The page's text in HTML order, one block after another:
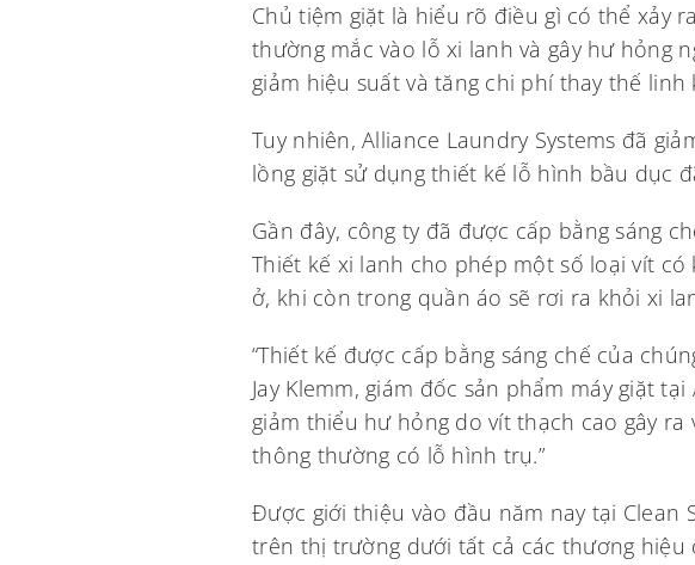
Chủ tiệm giặt là hiểu rõ điều gì có thể xảy
thường mắc vào lỗ xi lanh và gây hư hỏng
giảm hiệu suất và tăng chi phí thay thế linh
Tuy nhiên, Alliance Laundry Systems đã
lồng giặt sử dụng thiết kế lỗ hình bầu dục
Gần đây, công ty đã được cấp bằng sáng
Thiết kế xi lanh cho phép một số loại vít
ở, khi còn trong quần áo sẽ rơi ra khỏi xi
“Thiết kế được cấp bằng sáng chế của
Jay Klemm, giám đốc sản phẩm máy giặt
giảm thiểu hư hỏng do vít thạch cao gây
thông thường có lỗ hình trụ.”
Được giới thiệu vào đầu năm nay tại
trên thị trường dưới tất cả các thương hiệu